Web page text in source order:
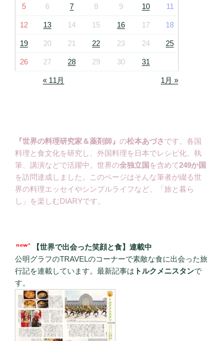
5 6 7 8 9 10 11
12 13 14 15 16 17 18
19 20 21 22 23 24 25
26 27 28 29 30 31
« 11月 1月 »
『世界の料理研究家＆薬剤師』 の松本あづさです。各国
料理と食文化を研究し、外国料理を日本でレシピ化、執
筆、講演などで活躍中。世界の全独立国 を含めて249か国
を訪問達成しました。このページはそんな筆者が綴る世
界の料理エッセイやシンプルライフなど、「旅と暮ら
し」を楽しむDIARYです。
【世界で出会った笑顔と食】連載中
公明グラフのTRAVELのコーナーで素敵な食に出会った旅
行記を連載しています。最新記事は トルクメニスタンで
す。